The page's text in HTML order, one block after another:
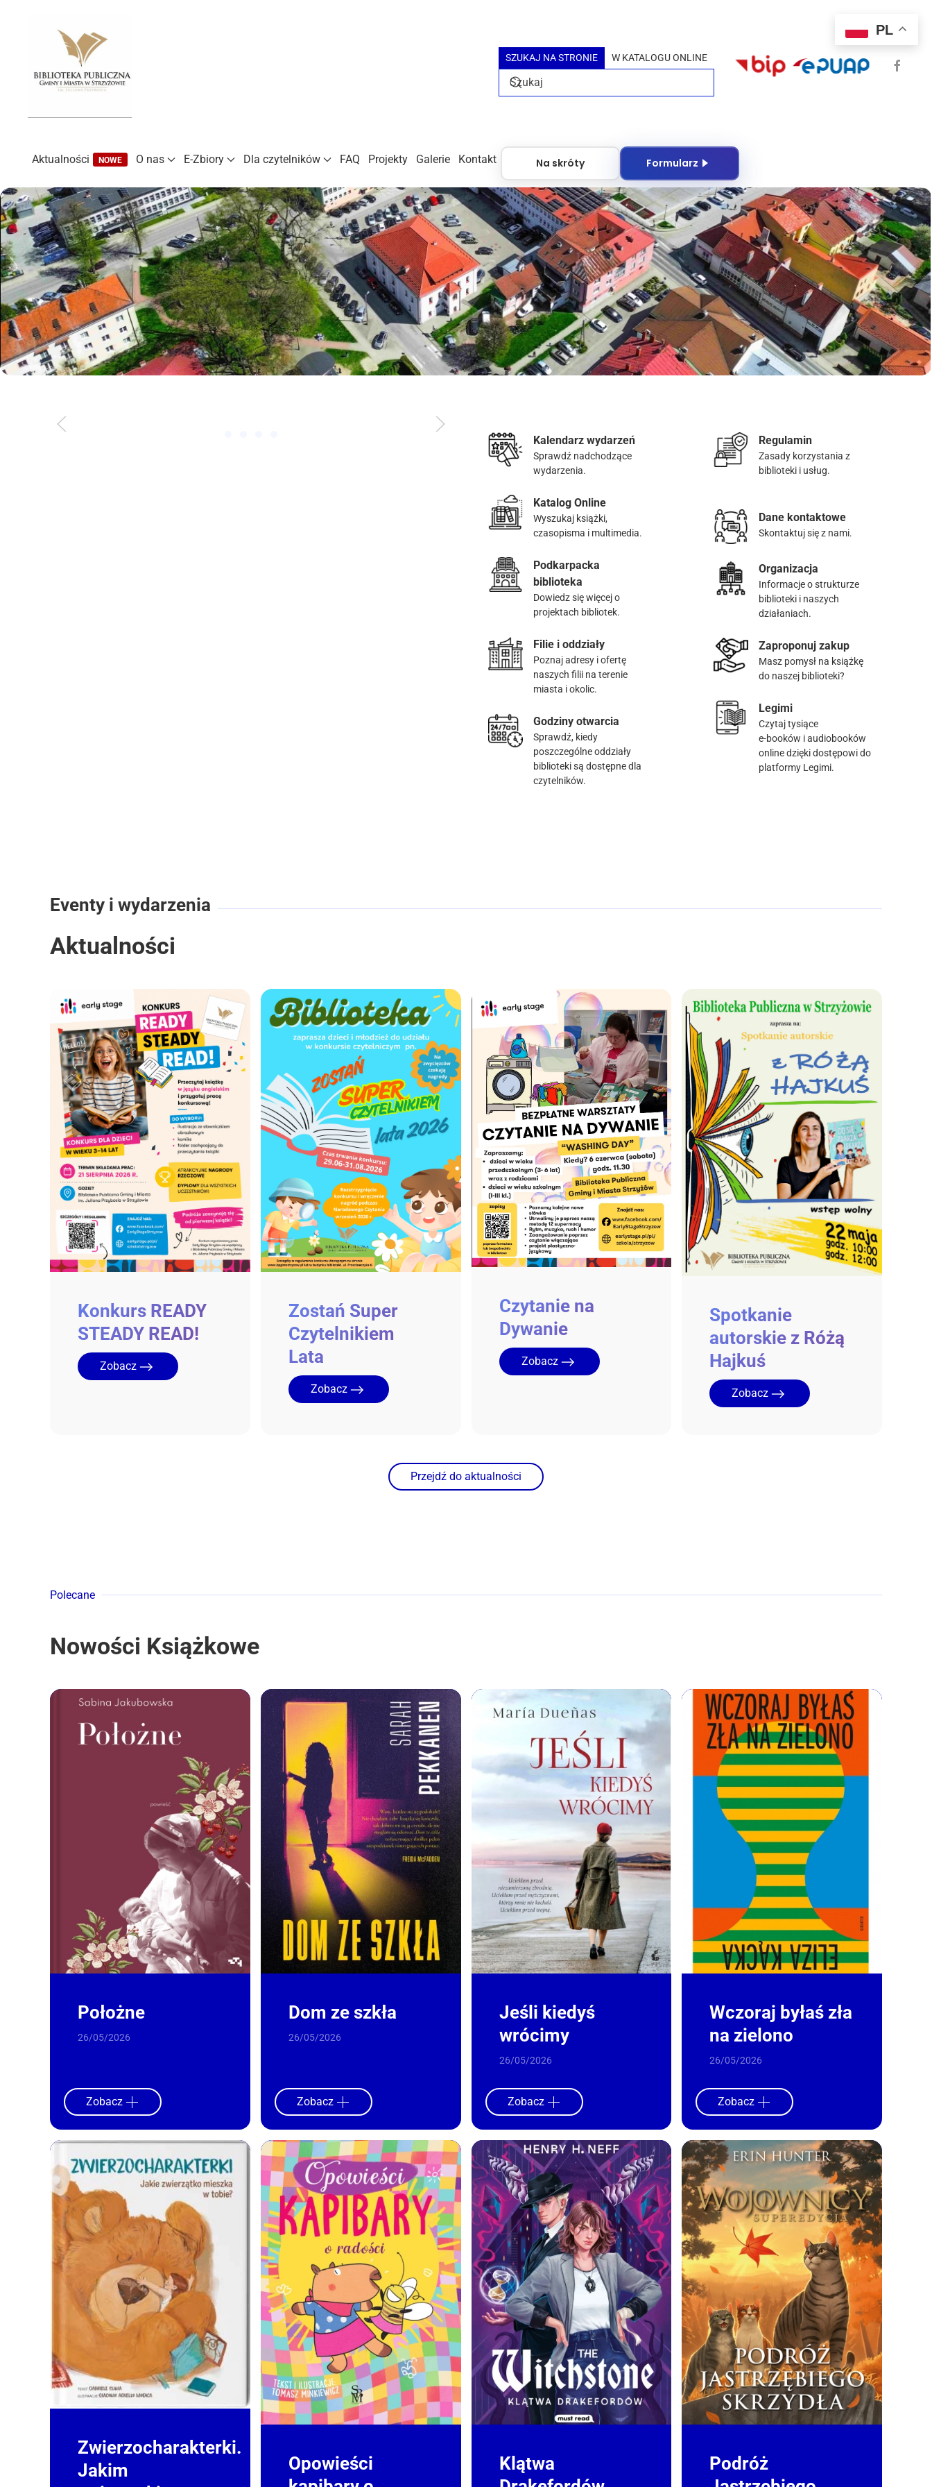
Przejdź do treści głównej
SZUKAJ NA STRONIE W KATALOGU ONLINE
Aktualności NOWE O nas E-Zbiory Dla czytelników FAQ Projekty Galerie Kontakt Na skróty Formularz
Kalendarz wydarzeń
Sprawdź nadchodzące
wydarzenia.
Katalog Online
Wyszukaj książki,
czasopisma i multimedia.
Podkarpacka
biblioteka
Dowiedz się więcej o
projektach bibliotek.
Filie i oddziały
Poznaj adresy i ofertę
naszych filii na terenie
miasta i okolic.
Godziny otwarcia
Sprawdź, kiedy
poszczególne oddziały
biblioteki są dostępne dla
czytelników.
Regulamin
Zasady korzystania z
biblioteki i usług.
Dane kontaktowe
Skontaktuj się z nami.
Organizacja
Informacje o strukturze
biblioteki i naszych
działaniach.
Zaproponuj zakup
Masz pomysł na książkę
do naszej biblioteki?
Legimi
Czytaj tysiące
e-booków i audiobooków
online dzięki dostępowi do
platformy Legimi.
Eventy i wydarzenia
Aktualności
Konkurs READY
STEADY READ!
Zobacz
Zostań Super
Czytelnikiem
Lata
Zobacz
Czytanie na
Dywanie
Zobacz
Spotkanie
autorskie z Różą
Hajkuś
Zobacz
Przejdź do aktualności
Polecane
Nowości Książkowe
Położne
26/05/2026
Zobacz
Dom ze szkła
26/05/2026
Zobacz
Jeśli kiedyś
wrócimy
26/05/2026
Zobacz
Wczoraj byłaś zła
na zielono
26/05/2026
Zobacz
Zwierzocharakterki.
Jakim
Opowieści
Klątwa
Podróż
PL